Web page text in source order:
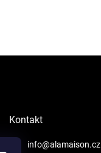
Kontakt
info@alamaison.cz